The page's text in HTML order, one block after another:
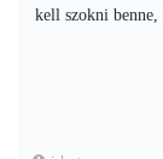
kell szokni benne,